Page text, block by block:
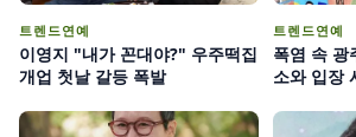
트렌드연예
이영지 "내가 꼰대야?" 우주떡집
개업 첫날 갈등 폭발
트렌드연예
폭염 속 광
소와 입장